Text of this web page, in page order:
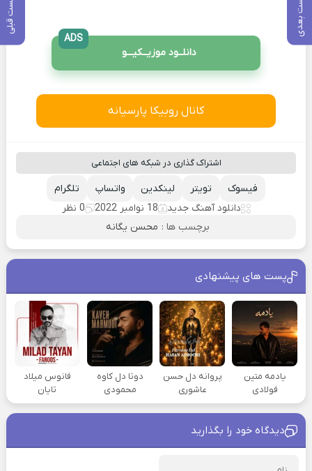
پست بعدی پست قبلی
دانلــود موزیــکیـــو
ADS
کانال روبیکا پارسیانه
اشتراک گذاری در شبکه های اجتماعی
تلگرام واتساپ لینکدین تویتر
فیسوک
دانلود آهنگ جدید
18 نوامبر 2022
0 نظر
برچسب ها : محسن یگانه
پست های پیشنهادی
یادمه متین
فولادی
پروانه دل حسن
عاشوری
دوتا دل کاوه
محمودی
فانوس میلاد
تایان
دیدگاه خود را بگذارید